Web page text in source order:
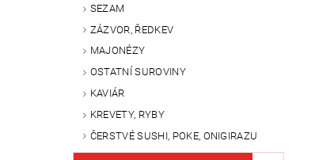
SEZAM
ZÁZVOR, ŘEDKEV
MAJONÉZY
OSTATNÍ SUROVINY
KAVIÁR
KREVETY, RYBY
ČERSTVÉ SUSHI, POKE, ONIGIRAZU